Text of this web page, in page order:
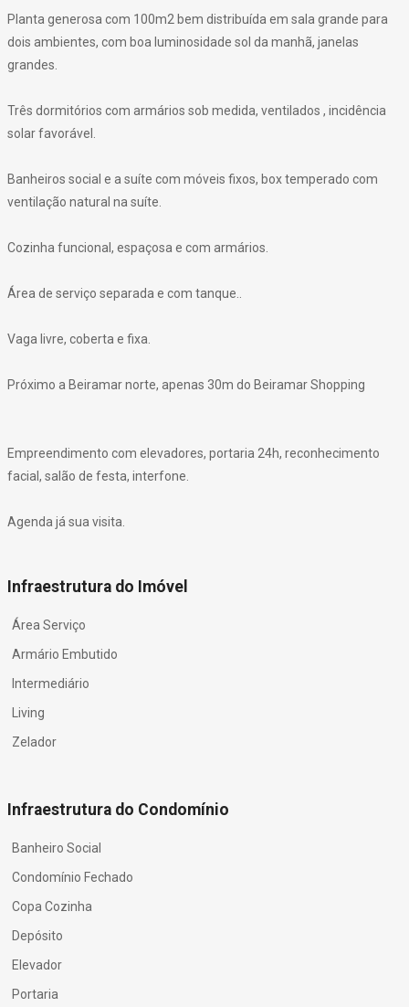
Planta generosa com 100m2 bem distribuída em sala grande para
dois ambientes, com boa luminosidade sol da manhã, janelas
grandes.
Três dormitórios com armários sob medida, ventilados , incidência
solar favorável.
Banheiros social e a suíte com móveis fixos, box temperado com
ventilação natural na suíte.
Cozinha funcional, espaçosa e com armários.
Área de serviço separada e com tanque..
Vaga livre, coberta e fixa.
Próximo a Beiramar norte, apenas 30m do Beiramar Shopping
Empreendimento com elevadores, portaria 24h, reconhecimento
facial, salão de festa, interfone.
Agenda já sua visita.
Infraestrutura do Imóvel
Área Serviço
Armário Embutido
Intermediário
Living
Zelador
Infraestrutura do Condomínio
Banheiro Social
Condomínio Fechado
Copa Cozinha
Depósito
Elevador
Portaria